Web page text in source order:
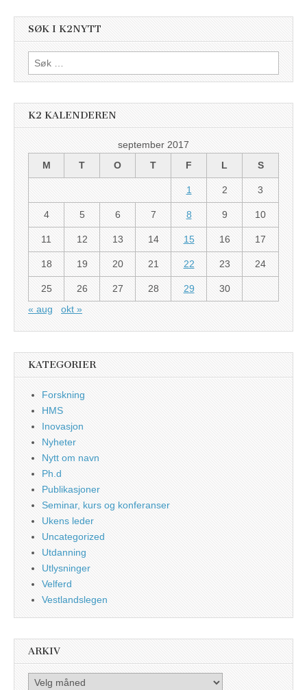
SØK I K2NYTT
Søk
etter:
K2 KALENDEREN
september 2017
M
T O T F L S
1 2 3
4 5 6 7 8 9 10
11 12 13 14 15 16 17
18 19 20 21 22 23 24
25 26 27 28 29
30
« aug
okt »
KATEGORIER
Forskning
HMS
Inovasjon
Nyheter
Nytt om navn
Ph.d
Publikasjoner
Seminar, kurs og konferanser
Ukens leder
Uncategorized
Utdanning
Utlysninger
Velferd
Vestlandslegen
ARKIV
Arkiv